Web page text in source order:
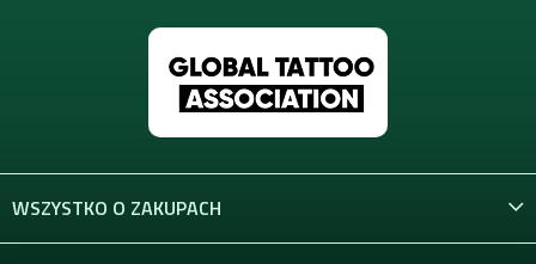
WSZYSTKO O ZAKUPACH